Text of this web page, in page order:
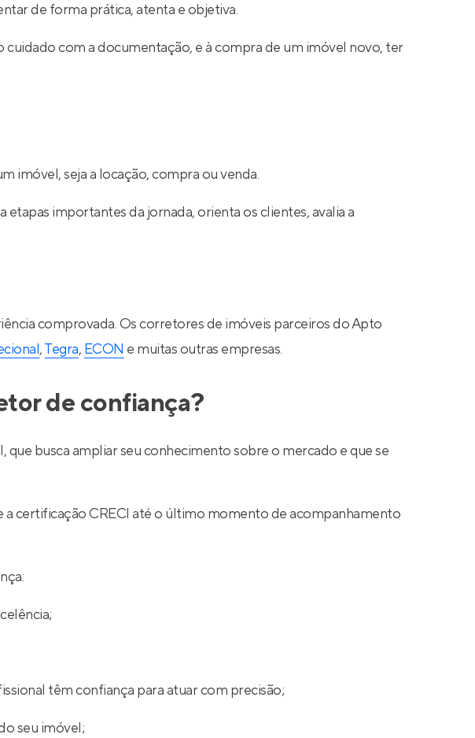
de forma prática, atenta e objetiva.
com a documentação, e à compra de um imóvel novo, ter
imóvel, seja a locação, compra ou venda.
importantes da jornada, orienta os clientes, avalia a
comprovada. Os corretores de imóveis parceiros do Apto
,Tegra, ECON e muitas outras empresas.
de confiança?
busca ampliar seu conhecimento sobre o mercado e que se
certificação CRECI até o último momento de acompanhamento
têm confiança para atuar com precisão;
seu imóvel;